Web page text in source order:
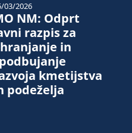
NM: Odprt
razpis za
in
kmetijstva
podeželja
03/2026